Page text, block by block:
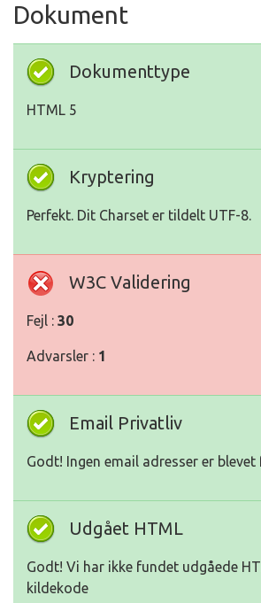
Dokument
Dokumenttype
HTML 5
Kryptering
Perfekt. Dit Charset er tildelt UTF-8.
W3C Validering
Fejl : 30
Advarsler : 1
Email Privatliv
Godt! Ingen email adresser er
Udgået HTML
Godt! Vi har ikke fundet udgåede
kildekode